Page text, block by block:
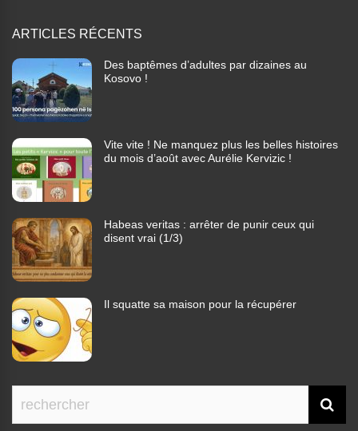
ARTICLES RÉCENTS
Des baptêmes d’adultes par dizaines au
Kosovo !
Vite vite ! Ne manquez plus les belles histoires
du mois d’août avec Aurélie Kervizic !
Habeas veritas : arrêter de punir ceux qui
disent vrai (1/3)
Il squatte sa maison pour la récupérer